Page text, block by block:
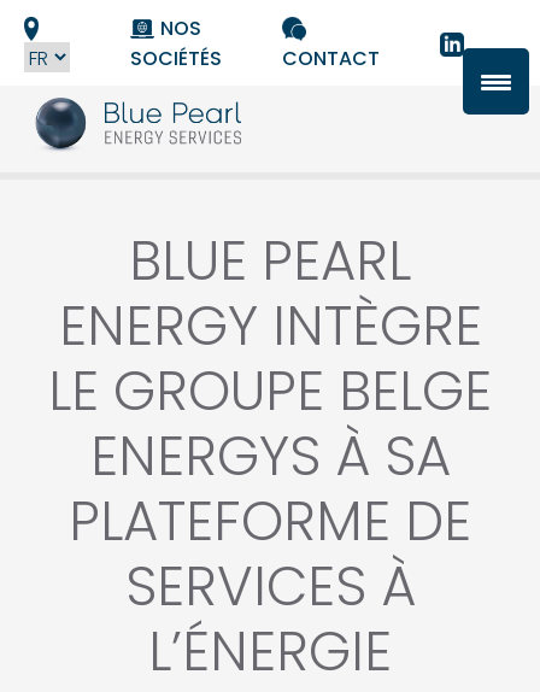
NOS
SOCIÉTÉS
CONTACT
BLUE PEARL
ENERGY INTÈGRE
LE GROUPE BELGE
ENERGYS À SA
PLATEFORME DE
SERVICES À
L’ÉNERGIE
Panneau de gestion des cookies